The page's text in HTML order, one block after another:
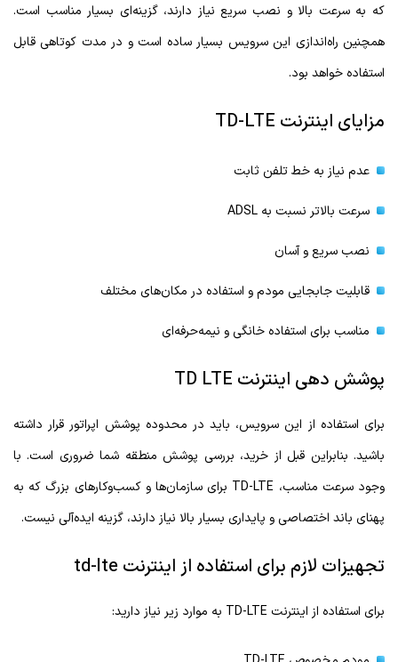
که به سرعت بالا و نصب سریع نیاز دارند، گزینه‌ای بسیار مناسب است.
همچنین راه‌اندازی این سرویس بسیار ساده است و در مدت کوتاهی قابل
استفاده خواهد بود.
مزایای اینترنت TD-LTE
عدم نیاز به خط تلفن ثابت
سرعت بالاتر نسبت به ADSL
نصب سریع و آسان
قابلیت جابجایی مودم و استفاده در مکان‌های مختلف
مناسب برای استفاده خانگی و نیمه‌حرفه‌ای
پوشش دهی اینترنت TD LTE
برای استفاده از این سرویس، باید در محدوده پوشش اپراتور قرار داشته
باشید. بنابراین قبل از خرید، بررسی پوشش منطقه شما ضروری است. با
وجود سرعت مناسب، TD-LTE برای سازمان‌ها و کسب‌وکارهای بزرگ که به
پهنای باند اختصاصی و پایداری بسیار بالا نیاز دارند، گزینه ایده‌آلی نیست.
تجهیزات لازم برای استفاده از اینترنت td-lte
برای استفاده از اینترنت TD-LTE به موارد زیر نیاز دارید: